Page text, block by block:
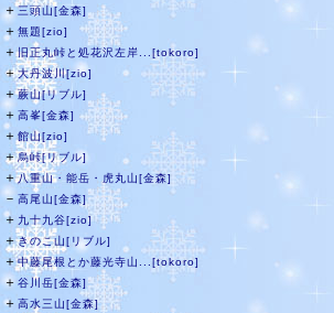
＋三頭山[金森]
＋ 無題[zio]
＋旧正丸峠と処花沢左岸...[tokoro]
＋大丹波川[zio]
＋蕨山[リブル]
＋ 高峯[金森]
＋ 館山[zio]
＋烏峠[リブル]
＋八重山・能岳・虎丸山[金森]
－ 高尾山[金森]
＋ 九十九谷[zio]
＋きのこ山[リブル]
＋中藤尾根とか藤光寺山...[tokoro]
＋ 谷川岳[金森]
＋ 高水三山[金森]